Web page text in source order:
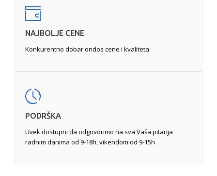
NAJBOLJE CENE
Konkurentno dobar ondos cene i kvaliteta
PODRŠKA
Uvek dostupni da odgovorimo na sva Vaša pitanja
radnim danima od 9-18h, vikendom od 9-15h